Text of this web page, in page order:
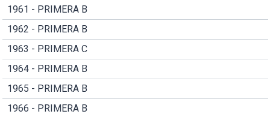
1961 - PRIMERA B
1962 - PRIMERA B
1963 - PRIMERA C
1964 - PRIMERA B
1965 - PRIMERA B
1966 - PRIMERA B